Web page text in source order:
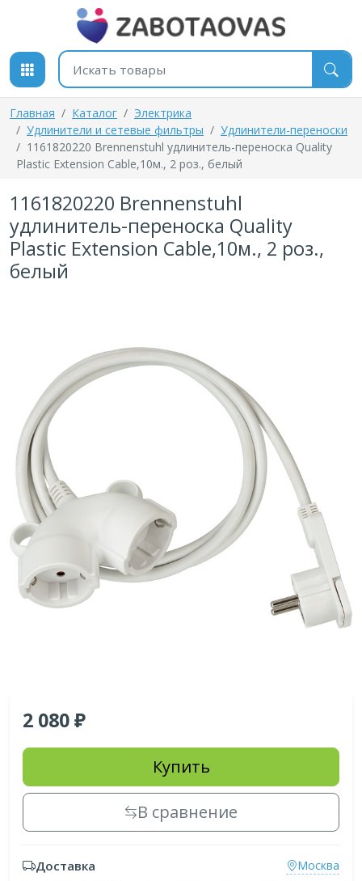
К содержимому
Поиск товаров
Главная Каталог
Электрика
Удлинители и сетевые фильтры
Удлинители-переноски
1161820220 Brennenstuhl удлинитель-переноска Quality
Plastic Extension Cable,10м., 2 роз., белый
1161820220 Brennenstuhl
удлинитель-переноска Quality
Plastic Extension Cable,10м., 2 роз.,
белый
2 080
Купить
В сравнение
Доставка Москва